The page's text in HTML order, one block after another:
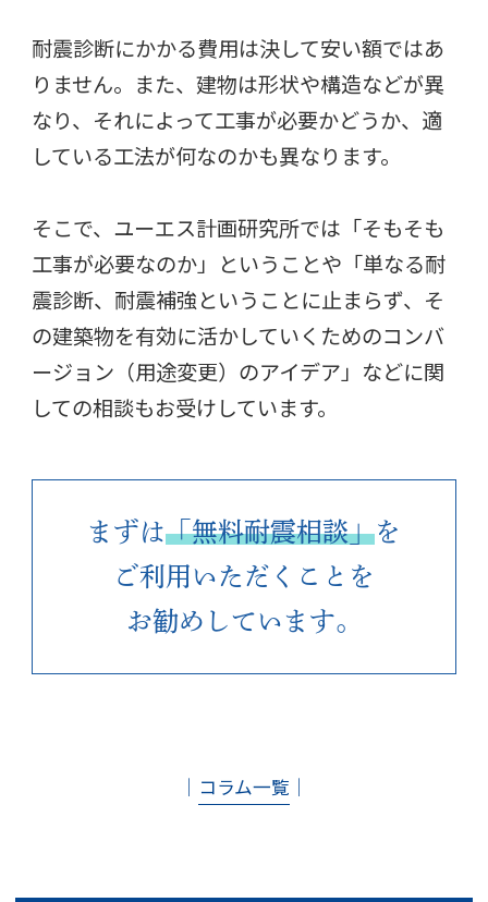
耐震診断にかかる費用は決して安い額ではあ
りません。また、建物は形状や構造などが異
なり、それによって工事が必要かどうか、適
している工法が何なのかも異なります。
そこで、ユーエス計画研究所では「そもそも
工事が必要なのか」ということや「単なる耐
震診断、耐震補強ということに止まらず、そ
の建築物を有効に活かしていくためのコンバ
ージョン（用途変更）のアイデア」などに関
しての相談もお受けしています。
まずは「無料耐震相談」を
ご利用いただくことを
お勧めしています。
│ コラム一覧 │